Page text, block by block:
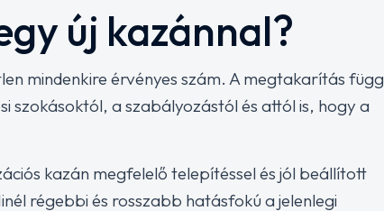
új kazánnal?
mindenkire érvényes szám. A megtakarítás függ
szokásoktól, a szabályozástól és attól is, hogy a
kazán megfelelő telepítéssel és jól beállított
régebbi és rosszabb hatásfokú a jelenlegi